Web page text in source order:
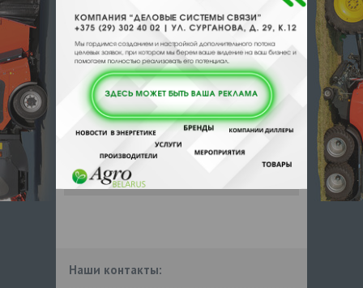
Отзывы Еще
Отзывы
Чтобы оставить комментарий или
выставить рейтинг, нужноВойти
Зарегистрироваться
Наши контакты: